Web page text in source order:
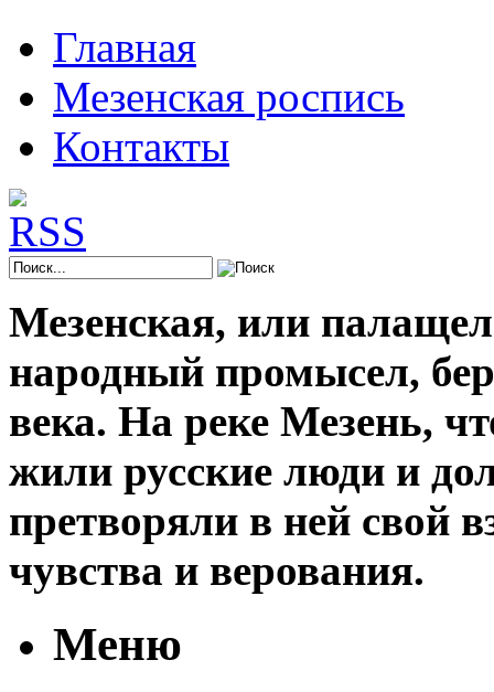
Главная
Мезенская роспись
Контакты
Мезенская, или
народный промысел,
века. На реке Мезень,
жили русские люди и
претворяли в ней свой
чувства и верования.
Меню